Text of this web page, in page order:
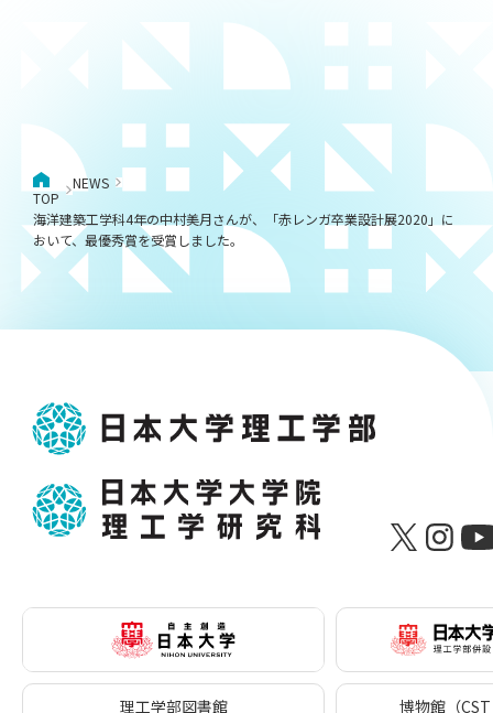
TOP
NEWS
海洋建築工学科4年の中村美月さんが、「赤レンガ卒業設計展2020」に
おいて、最優秀賞を受賞しました。
理工学部図書館 博物館（